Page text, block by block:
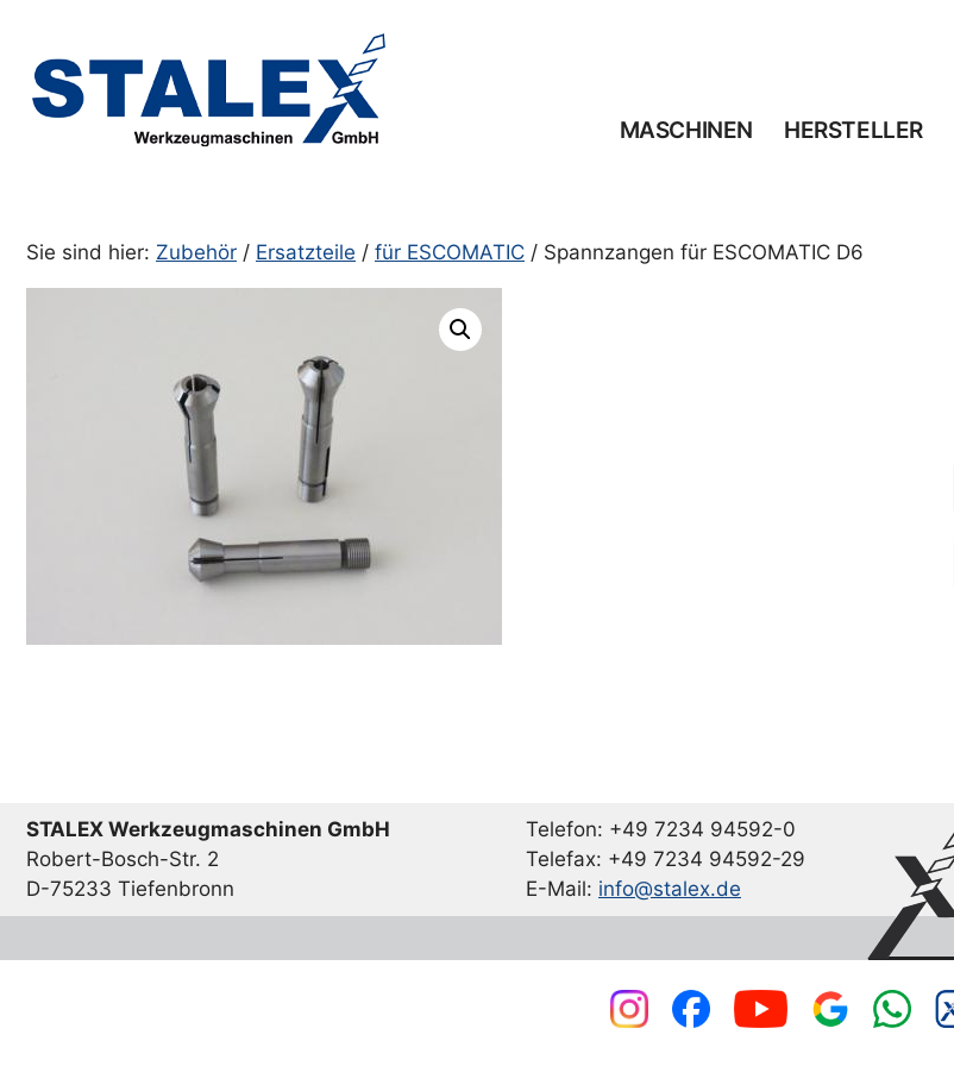
springen
MASCHINEN HERSTELLER
Sie sind hier: Zubehör / Ersatzteile / für ESCOMATIC / Spannzangen für ESCOMATIC D6
STALEX Werkzeugmaschinen GmbH
Robert-Bosch-Str. 2
D-75233 Tiefenbronn
Telefon: +49 7234 94592-0
Telefax: +49 7234 94592-29
E-Mail: info@stalex.de